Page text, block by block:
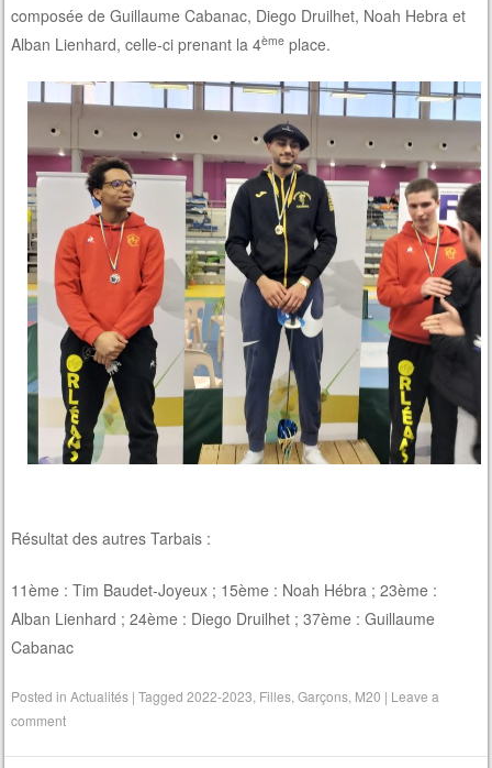
composée de Guillaume Cabanac, Diego Druilhet, Noah Hebra et
Alban Lienhard, celle-ci prenant la 4ème place.
Résultat des autres Tarbais :
11ème : Tim Baudet-Joyeux ; 15ème : Noah Hébra ; 23ème :
Alban Lienhard ; 24ème : Diego Druilhet ; 37ème : Guillaume
Cabanac
Posted inActualités |Tagged2022-2023 Filles ,Garçons M20 | Leave a
comment